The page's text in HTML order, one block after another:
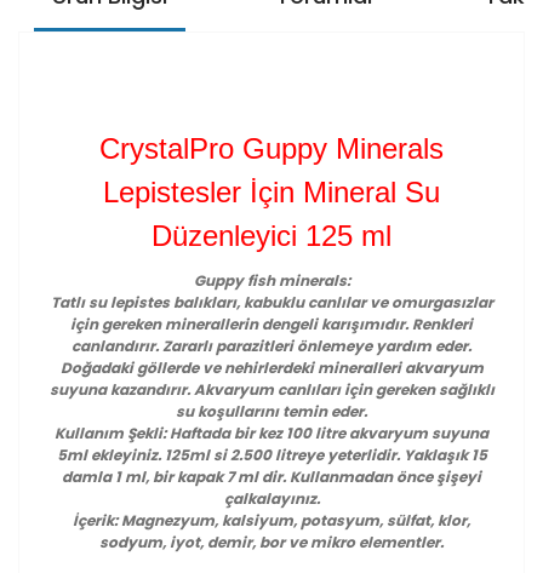
CrystalPro Guppy Minerals
Lepistesler İçin Mineral Su
Düzenleyici 125 ml
Guppy fish minerals:
Tatlı su lepistes balıkları, kabuklu canlılar ve omurgasızlar
için gereken minerallerin dengeli karışımıdır. Renkleri
canlandırır. Zararlı parazitleri önlemeye yardım eder.
Doğadaki göllerde ve nehirlerdeki mineralleri akvaryum
suyuna kazandırır. Akvaryum canlıları için gereken sağlıklı
su koşullarını temin eder.
Kullanım Şekli: Haftada bir kez 100 litre akvaryum suyuna
5ml ekleyiniz. 125ml si 2.500 litreye yeterlidir. Yaklaşık 15
damla 1 ml, bir kapak 7 ml dir. Kullanmadan önce şişeyi
çalkalayınız.
İçerik: Magnezyum, kalsiyum, potasyum, sülfat, klor,
sodyum, iyot, demir, bor ve mikro elementler.